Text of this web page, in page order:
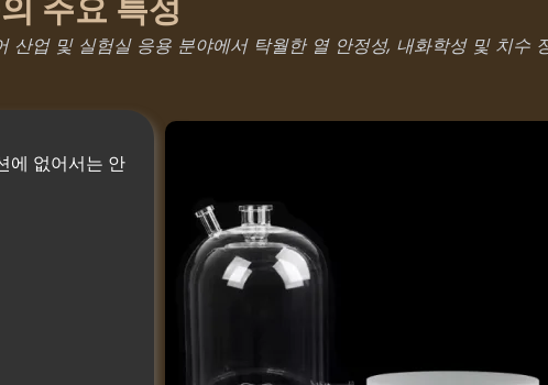
주요 특성
업 및 실험실 응용 분야에서 탁월한 열 안정성, 내화학성 및 치수
에 없어서는 안